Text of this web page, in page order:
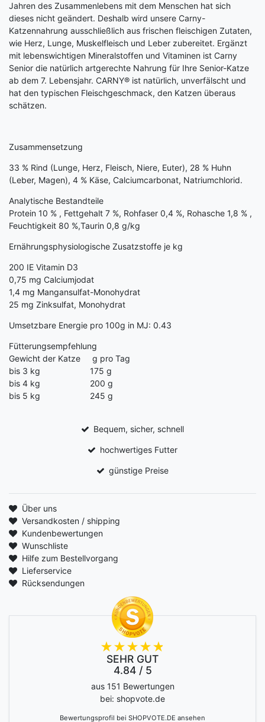
Jahren des Zusammenlebens mit dem Menschen hat sich
dieses nicht geändert. Deshalb wird unsere Carny-
Katzennahrung ausschließlich aus frischen fleischigen Zutaten,
wie Herz, Lunge, Muskelfleisch und Leber zubereitet. Ergänzt
mit lebenswichtigen Mineralstoffen und Vitaminen ist Carny
Senior die natürlich artgerechte Nahrung für Ihre Senior-Katze
ab dem 7. Lebensjahr. CARNY® ist natürlich, unverfälscht und
hat den typischen Fleischgeschmack, den Katzen überaus
schätzen.
Zusammensetzung
33 % Rind (Lunge, Herz, Fleisch, Niere, Euter), 28 % Huhn
(Leber, Magen), 4 % Käse, Calciumcarbonat, Natriumchlorid.
Analytische Bestandteile
Protein 10 % , Fettgehalt 7 %, Rohfaser 0,4 %, Rohasche 1,8 % ,
Feuchtigkeit 80 %,Taurin 0,8 g/kg
Ernährungsphysiologische Zusatzstoffe je kg
200 IE Vitamin D3
0,75 mg Calciumjodat
1,4 mg Mangansulfat-Monohydrat
25 mg Zinksulfat, Monohydrat
Umsetzbare Energie pro 100g in MJ: 0.43
Fütterungsempfehlung
Gewicht der Katze g pro Tag
bis 3 kg 175 g
bis 4 kg 200 g
bis 5 kg 245 g
Bequem, sicher, schnell
hochwertiges Futter
günstige Preise
Über uns
Versandkosten / shipping
Kundenbewertungen
Wunschliste
Hilfe zum Bestellvorgang
Lieferservice
Rücksendungen
SEHR GUT
4.84 / 5
aus 151 Bewertungen
bei: shopvote.de
Bewertungsprofil bei SHOPVOTE.DE ansehen